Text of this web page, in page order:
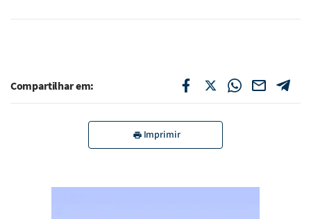
Compartilhar em:
Imprimir